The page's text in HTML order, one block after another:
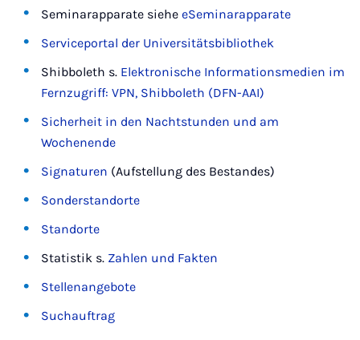
Seminarapparate sieheeSeminarapparate
Serviceportal der Universitätsbibliothek
Shibboleth s. Elektronische Informationsmedien im
Fernzugriff: VPN, Shibboleth (DFN-AAI)
Sicherheit in den Nachtstunden und am
Wochenende
Signaturen (Aufstellung des Bestandes)
Sonderstandorte
Standorte
Statistik s. Zahlen und Fakten
Stellenangebote
Suchauftrag